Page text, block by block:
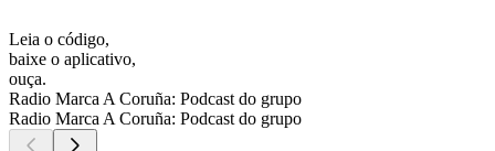
Leia o código,
baixe o aplicativo,
ouça.
Radio Marca A Coruña: Podcast do grupo
Radio Marca A Coruña: Podcast do grupo